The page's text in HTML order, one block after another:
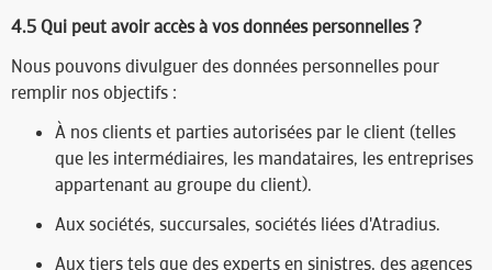
4.5 Qui peut avoir accès à vos données personnelles ?​
Nous pouvons divulguer des données personnelles pour
remplir nos objectifs :
À nos clients et parties autorisées par le client (telles
que les intermédiaires, les mandataires, les entreprises
appartenant au groupe du client).
Aux sociétés, succursales, sociétés liées d'Atradius.
Aux tiers tels que des experts en sinistres, des agences